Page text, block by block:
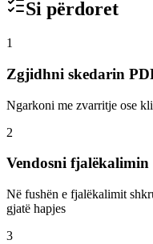
Si përdoret
1
Zgjidhni skedarin
Ngarkoni me zvarritje ose
2
Vendosni fjalëkalimin
Në fushën e fjalëkalimit
gjatë hapjes
3